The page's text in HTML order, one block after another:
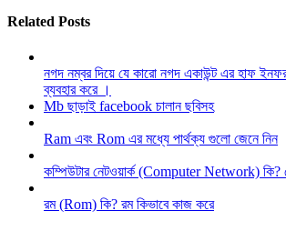
Related Posts
নগদ নম্বর দিয়ে যে কারো নগদ একাউন্ট এর হাফ
ব্যবহার করে ।
Mb ছাড়াই facebook চালান ছবিসহ
Ram এবং Rom এর মধ্যে পার্থক্য গুলো জেনে নিন
কম্পিউটার নেটওয়ার্ক (Computer Network) কি?
রম (Rom) কি? রম কিভাবে কাজ করে